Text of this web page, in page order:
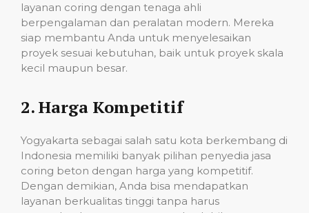
layanan coring dengan tenaga ahli
berpengalaman dan peralatan modern. Mereka
siap membantu Anda untuk menyelesaikan
proyek sesuai kebutuhan, baik untuk proyek skala
kecil maupun besar.
2.Harga Kompetitif
Yogyakarta sebagai salah satu kota berkembang di
Indonesia memiliki banyak pilihan penyedia jasa
coring beton dengan harga yang kompetitif.
Dengan demikian, Anda bisa mendapatkan
layanan berkualitas tinggi tanpa harus